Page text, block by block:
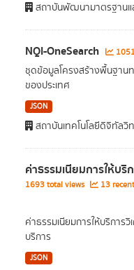
สถาบันพัฒนามาตรฐานแ
NQI-OneSearch
ชุดข้อมูลโครงสร้างพื้นฐา
ของประเทศ
JSON
สถาบันเทคโนโลยีดิจิทัล
ค่าธรรมเนียมการให้บริ
1693 total views 13
ค่าธรรมเนียมการให้บริการ
บริการ
JSON